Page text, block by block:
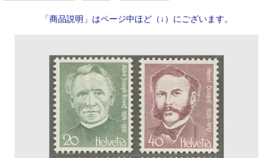
「商品説明」はページ中ほど（↓）にございます。